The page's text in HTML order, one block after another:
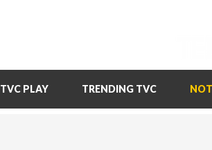
TVC PLAY TRENDING TVC